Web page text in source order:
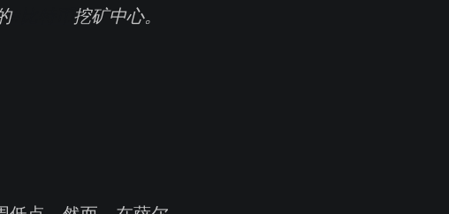
#比特币 挖矿中心。